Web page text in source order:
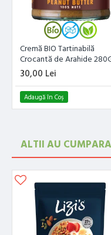
Cremă BIO Tartinabilă
Crocantă de Arahide
Meridian
30,00 Lei
Adaugă în Coş
ALTII AU